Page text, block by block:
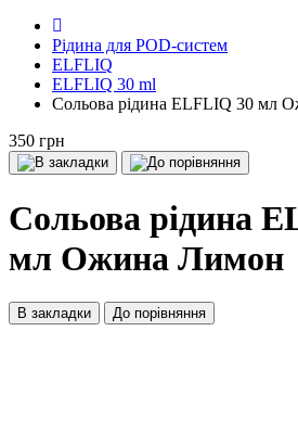
Рідина для POD-систем
ELFLIQ
ELFLIQ 30 ml
Сольова рідина ELFLIQ 30 мл
350 грн
Сольова рідина
мл Ожина Лимон
В закладки До порівняння